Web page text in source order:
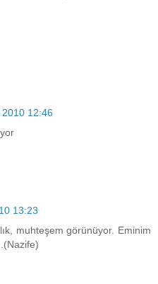
12:46
13:23
muhteşem görünüyor. Eminim